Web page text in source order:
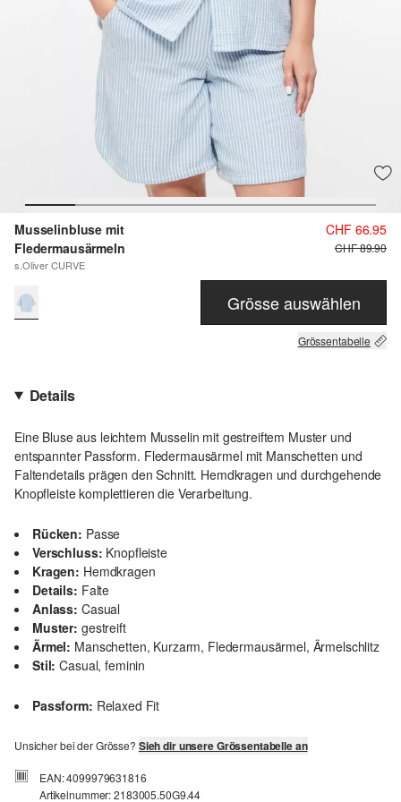
Musselinbluse mit
Fledermausärmeln
s.Oliver CURVE
CHF 66.95
CHF 89.90
Grösse auswählen
Grössentabelle
Details
Eine Bluse aus leichtem Musselin mit gestreiftem Muster und
entspannter Passform. Fledermausärmel mit Manschetten und
Faltendetails prägen den Schnitt. Hemdkragen und durchgehende
Knopfleiste komplettieren die Verarbeitung.
Rücken: Passe
Verschluss: Knopfleiste
Kragen: Hemdkragen
Details: Falte
Anlass: Casual
Muster: gestreift
Ärmel: Manschetten, Kurzarm, Fledermausärmel, Ärmelschlitz
Stil: Casual, feminin
Passform: Relaxed Fit
Unsicher bei der Grösse? Sieh dir unsere Grössentabelle an
EAN: 4099979631816
Artikelnummer: 2183005.50G9.44